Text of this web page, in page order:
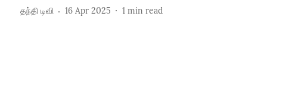
தந்தி டிவி 16 Apr 2025 1 min read